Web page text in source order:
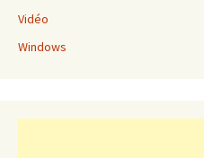
Vidéo
Windows